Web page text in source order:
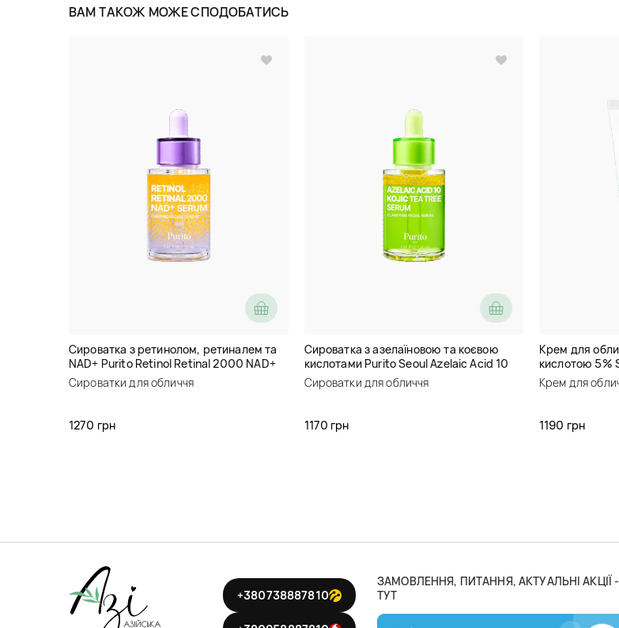
ВАМ ТАКОЖ МОЖЕ СПОДОБАТИСЬ
Сироватка з ретинолом, ретиналем та
NAD+ Purito Retinol Retinal 2000 NAD+
Serum
Сироватки для обличчя
1270 грн
Сироватка з азелаїновою та коєвою
кислотами Purito Seoul Azelaic Acid 10
Kojic Tea Tree Serum
Сироватки для обличчя
1170 грн
Крем для
кислотою 5%
Balancing
Крем для
1190 грн
ЗАМОВЛЕННЯ, ПИТАННЯ, АКТУАЛЬНІ АКЦІЇ
ТУТ
+380738887810